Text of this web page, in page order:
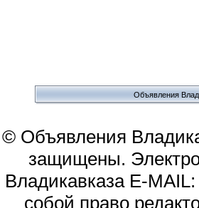
Объявления
© Объявления
защищены.
Владикавказа E-
собой право